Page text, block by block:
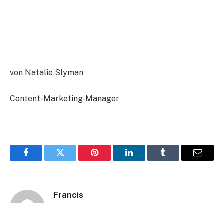
von Natalie Slyman
Content-Marketing-Manager
FacebookTwitter Pinterest LinkedInTumblr Email
Francis